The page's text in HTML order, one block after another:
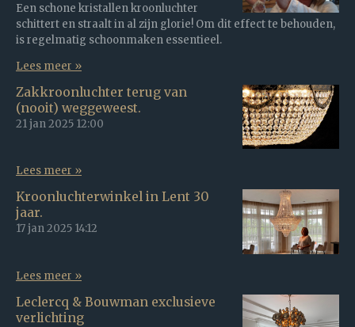
Een schone kristallen kroonluchter
schittert en straalt in al zijn glorie! Om dit effect te behouden,
is regelmatig schoonmaken essentieel.
Lees meer »
Zakkroonluchter terug van
(nooit) weggeweest.
21 jan 2025 12:00
Lees meer »
Kroonluchterwinkel in Lent 30
jaar.
17 jan 2025 14:12
Lees meer »
Leclercq & Bouwman exclusieve
verlichting